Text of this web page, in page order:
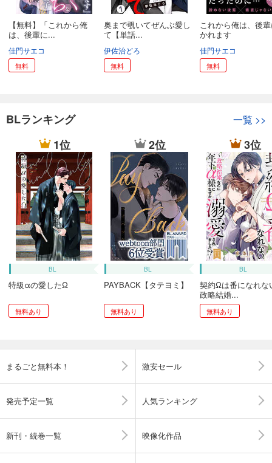
【無料】「これから俺
は、後輩に...
佳門サエコ
無料
奥まで覗いてぜんぶ愛し
て【単話...
伊佐治どろ
無料
これから俺は、後
かれます
佳門サエコ
無料
BLランキング 一覧 >>
1位
BL
特級αの愛したΩ
無料あり
2位
BL
PAYBACK【タテヨミ】
無料あり
3位
BL
契約Ωは番になれな
政略結婚...
無料あり
まるごと無料本！ 激安セール
発売予定一覧 人気ランキング
新刊・続巻一覧 映像化作品